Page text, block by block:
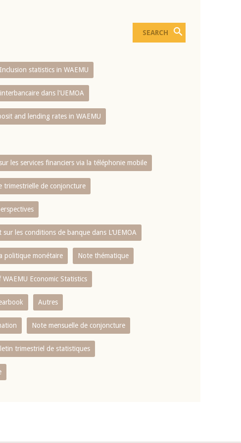
statistics in WAEMU
dans l'UEMOA
and lending rates in WAEMU
les services financiers via la téléphonie mobile
trimestrielle de conjoncture
sur les conditions de banque dans L‘UEMOA
politique monétaire Note thématique
Economic Statistics
Autres
Note mensuelle de conjoncture
trimestriel de statistiques